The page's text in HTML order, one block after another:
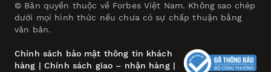
© Bản quyền thuộc về Forbes Việt Nam. Không sao chép
dưới mọi hình thức nếu chưa có sự chấp thuận bằng
văn bản.
Chính sách bảo mật thông tin khách
hàng | Chính sách giao – nhận hàng|